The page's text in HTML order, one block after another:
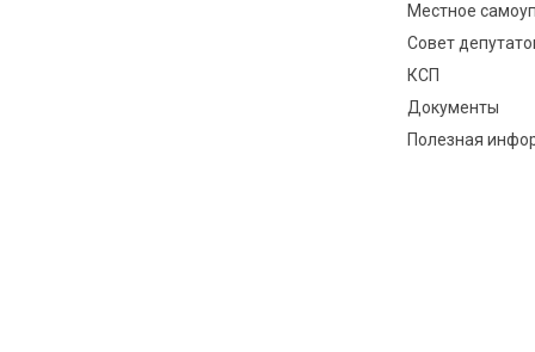
Местное
Совет
КСП
Документы
Полезная